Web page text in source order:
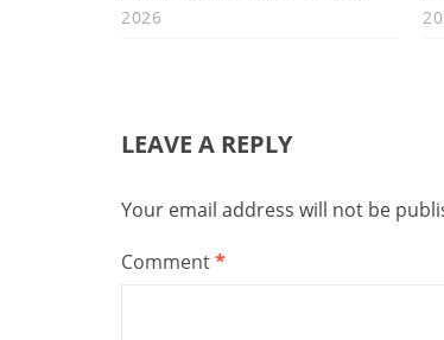
2026
LEAVE A REPLY
Your email address will not be
Comment*